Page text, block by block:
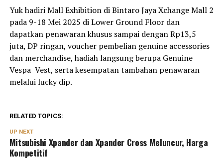
Yuk hadiri Mall Exhibition di Bintaro Jaya Xchange Mall 2
pada 9-18 Mei 2025 di Lower Ground Floor dan
dapatkan penawaran khusus sampai dengan Rp13,5
juta, DP ringan, voucher pembelian genuine accessories
dan merchandise, hadiah langsung berupa Genuine
Vespa Vest, serta kesempatan tambahan penawaran
melalui lucky dip.
RELATED TOPICS:
UP NEXT
Mitsubishi Xpander dan Xpander Cross Meluncur, Harga
Kompetitif